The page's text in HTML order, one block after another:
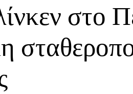
στο